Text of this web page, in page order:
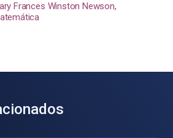
Frances Winston Newson,